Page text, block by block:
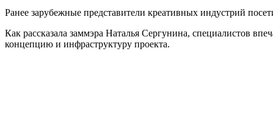
Ранее зарубежные представители креативных индустрий
Как рассказала заммэра Наталья Сергунина, специалистов
концепцию и инфраструктуру проекта.